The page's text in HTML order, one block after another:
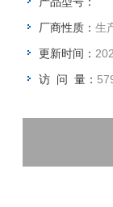
厂商性质： 生
更新时间：
访 问 量：